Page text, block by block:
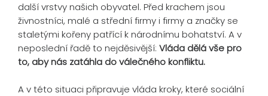
další vrstvy našich obyvatel. Před krachem jsou
živnostníci, malé a střední firmy i firmy a značky se
staletými kořeny patřící k národnímu bohatství. A v
neposlední řadě to nejděsivější: Vláda dělá vše pro
to, aby nás zatáhla do válečného konfliktu.
A v této situaci připravuje vláda kroky, které sociální